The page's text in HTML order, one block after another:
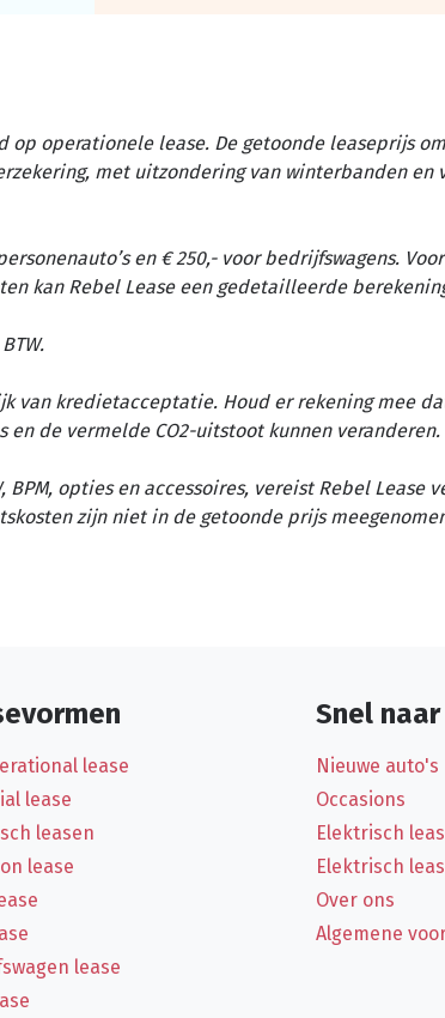
op operationele lease. De getoonde leaseprijs
met uitzondering van winterbanden en
en € 250,- voor bedrijfswagens.
kan Rebel Lease een gedetailleerde
van kredietacceptatie. Houd er rekening mee
de vermelde CO2-uitstoot kunnen veranderen.
BPM, opties en accessoires, vereist Rebel Lease
zijn niet in de getoonde prijs
lease
lease
leasen
lease
lease
Snel naar
Nieuwe auto's
Occasions
Elektrisch
Elektrisch
Over ons
Algemene